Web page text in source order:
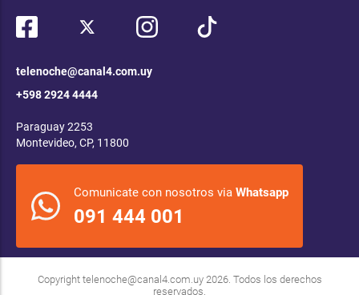
telenoche@canal4.com.uy
+598 2924 4444
Paraguay 2253
Montevideo, CP, 11800
Comunicate con nosotros via Whatsapp
091 444 001
Copyright telenoche@canal4.com.uy2026. Todos los derechos
reservados.